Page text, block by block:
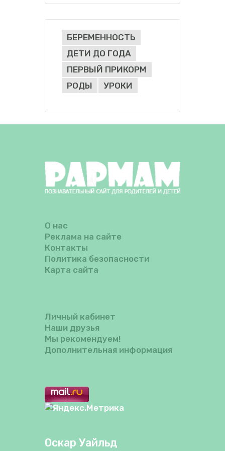
БЕРЕМЕННОСТЬ
ДЕТИ ДО ГОДА
ПЕРВЫЙ ПРИКОРМ
РОДЫ
УРОКИ
О нас
Реклама на сайте
Контакты
Политика безопасности
Карта сайта
Личный кабинет
Наши друзья
Мы рекомендуем!
Дополнительная информация
Оскар Уайльд